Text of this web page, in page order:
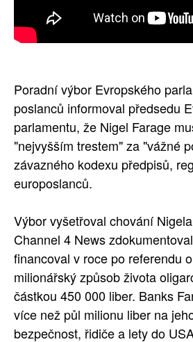
Poradní výbor Evropského
poslanců informoval předsedu
parlamentu, že Nigel Farage
"nejvyšším trestem" za "vážné
závazného kodexu předpisů,
europoslanců.
Výbor vyšetřoval chování
Channel 4 News
financoval v roce po referendu
milionářský způsob života
částkou 450 000 liber. Banks
více než půl milionu liber na
bezpečnost, řidiče a lety do